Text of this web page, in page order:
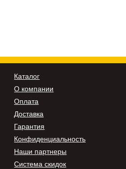
Каталог
О компании
Оплата
Доставка
Гарантия
Конфиденциальность
Наши партнеры
Система скидок